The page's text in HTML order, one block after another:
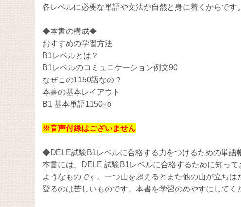
各レベルに必要な単語や文法が自然と身に着くからです。
◆本書の構成◆
おすすめの学習方法
B1レベルとは？
B1レベルのコミュニケーション例文90
なぜこの1150語なの？
本書の基本レイアウト
B1 基本単語1150+α
※音声付録はございません
◆DELE試験B1レベルに合格する力をつけるための単語
本書には、DELE 試験B1レベルに合格するために知っ
ようなものです。一つ山を超えるとまた他の山が立ち
登るのは苦しいものです。本書を学習のめやすにしてく